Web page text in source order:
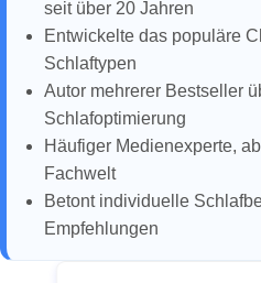
seit über 20 Jahren
Entwickelte das populäre
Schlaftypen
Autor mehrerer Bestseller
Schlafoptimierung
Häufiger Medienexperte,
Fachwelt
Betont individuelle
Empfehlungen